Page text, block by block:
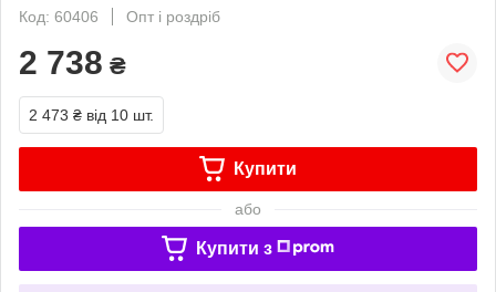
Код: 60406
Опт і роздріб
2 738 ₴
2 473 ₴ від 10 шт.
Купити
або
Купити з